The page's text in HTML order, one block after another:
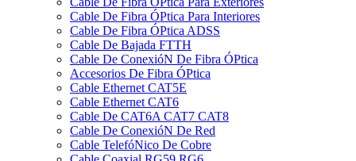
Cable De Fibra ÓPtica Para Interiores
Cable De Fibra ÓPtica ADSS
Cable De Bajada FTTH
Cable De ConexióN De Fibra ÓPtica
Accesorios De Fibra ÓPtica
Cable Ethernet CAT5E
Cable Ethernet CAT6
Cable De CAT6A CAT7 CAT8
Cable De ConexióN De Red
Cable TelefóNico De Cobre